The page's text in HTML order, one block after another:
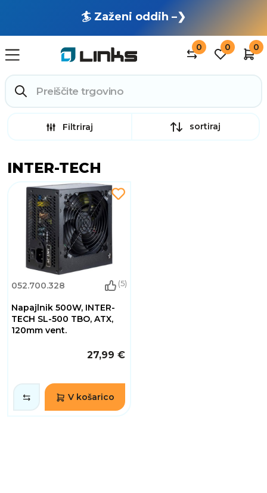
🏄 Zaženi oddih –❯
0 0 0
Filtriraj sortiraj
INTER-TECH
052.700.328 (5)
Napajlnik 500W, INTER-
TECH SL-500 TBO, ATX,
120mm vent.
27,99 €
V košarico